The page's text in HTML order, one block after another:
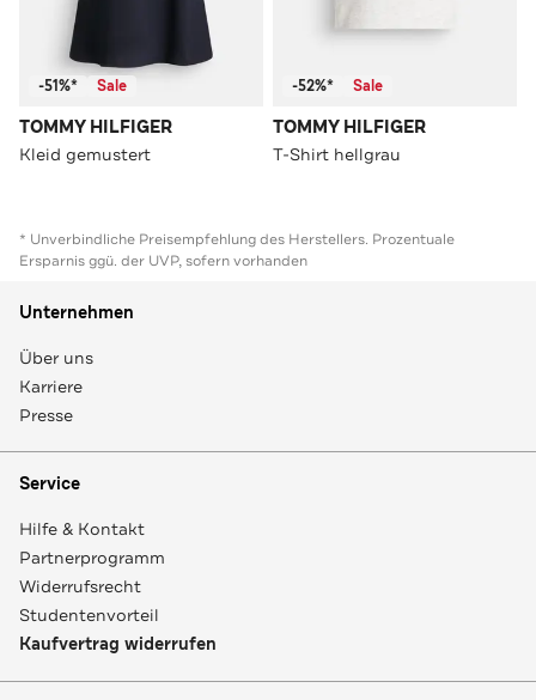
-51%* Sale
TOMMY HILFIGER
Kleid gemustert
-52%* Sale
TOMMY HILFIGER
T-Shirt hellgrau
* Unverbindliche Preisempfehlung des Herstellers. Prozentuale
Ersparnis ggü. der UVP, sofern vorhanden
Unternehmen
Über uns
Karriere
Presse
Service
Hilfe & Kontakt
Partnerprogramm
Widerrufsrecht
Studentenvorteil
Kaufvertrag widerrufen